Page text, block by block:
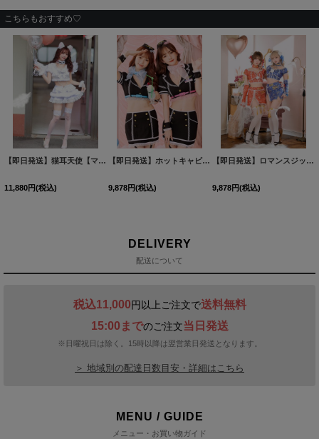
こちらもおすすめ♡
【即日発送】猫耳天使【マリームーン】【ハロウィンコスプレ8点セット】【フリーサイズ/1カラー】[HC03]
11,880円(税込)
【即日発送】ホットキャビンクルー【マリームーン】【ハロウィンコスプレ9点セット】【フリーサイズ/2カラー】[HC03]
9,878円(税込)
【即日発送】ロマンスジッパーチャイナ【マリームーン】【ハロウィンコスプレ6点セット】【フリーサイズ/2カラー】[HC03]
9,878円(税込)
DELIVERY
配送について
税込11,000円以上ご注文で送料無料
15:00までのご注文当日発送
※日曜祝日は除く。15時以降は翌営業日発送となります。
＞ 地域別の配達日数目安・詳細はこちら
MENU / GUIDE
メニュー・お買い物ガイド